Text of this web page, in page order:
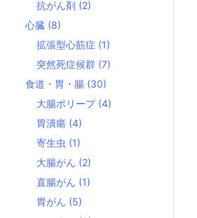
抗がん剤 (2)
心臓 (8)
拡張型心筋症 (1)
突然死症候群 (7)
食道・胃・腸 (30)
大腸ポリープ (4)
胃潰瘍 (4)
寄生虫 (1)
大腸がん (2)
直腸がん (1)
胃がん (5)